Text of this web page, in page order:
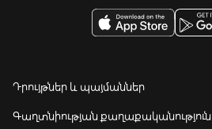
Դրույթներ և պայմաններ
Գաղտնիության քաղաքականություն